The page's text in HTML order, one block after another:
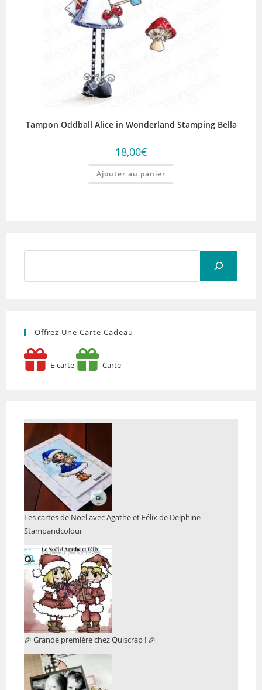
Tampon Oddball Alice in Wonderland Stamping Bella
18,00€
Ajouter au panier
Offrez Une Carte Cadeau
E-carte Carte
Les cartes de Noël avec Agathe et Félix de Delphine
Stampandcolour
🎉 Grande première chez Quiscrap ! 🎉